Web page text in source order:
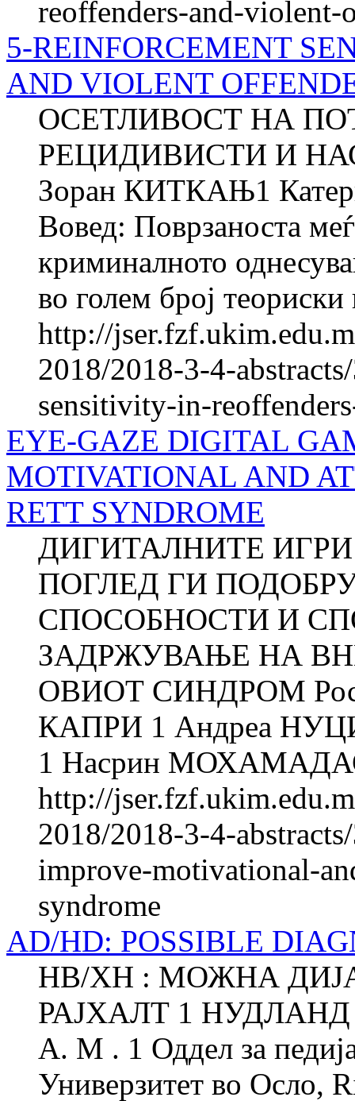
reoffenders-and-violent-
5-REINFORCEMENT
AND VIOLENT
ОСЕТЛИВОСТ НА
РЕЦИДИВИСТИ И
Зоран КИТКАЊ1
Вовед: Поврзаноста
криминалното
во голем број
http://
2018/2018-3-4-
sensitivity-in-
EYE-GAZE DIGITAL
MOTIVATIONAL AND
RETT SYNDROME
ДИГИТАЛНИТЕ
ПОГЛЕД ГИ
СПОСОБНОСТИ И
ЗАДРЖУВАЊЕ НА
ОВИОТ СИНДРОМ
КАПРИ 1 Андреа
1 Насрин
http://
2018/2018-3-4-
improve-motivational-
syndrome
AD/HD: POSSIBLE
НВ/ХН : МОЖНА
РАЈХАЛТ 1
А. М . 1 Оддел за
Универзитет во Осло,